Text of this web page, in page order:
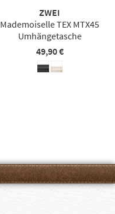
ZWEI
Mademoiselle TEX MTX45
Umhängetasche
49,90 €